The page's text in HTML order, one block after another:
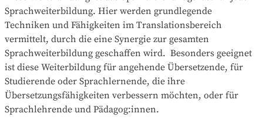
Sprachweiterbildung. Hier werden grundlegende
Techniken und Fähigkeiten im Translationsbereich
vermittelt, durch die eine Synergie zur gesamten
Sprachweiterbildung geschaffen wird.  Besonders geeignet
ist diese Weiterbildung für angehende Übersetzende, für
Studierende oder Sprachlernende, die ihre
Übersetzungsfähigkeiten verbessern möchten, oder für
Sprachlehrende und Pädagog:innen.